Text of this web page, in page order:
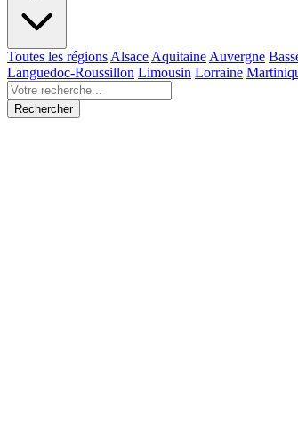
Toutes les régions Alsace Aquitaine Auvergne
Languedoc-Roussillon Limousin Lorraine
Rechercher